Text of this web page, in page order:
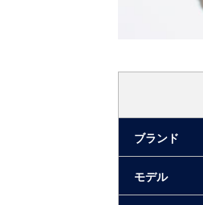
ブランド
モデル